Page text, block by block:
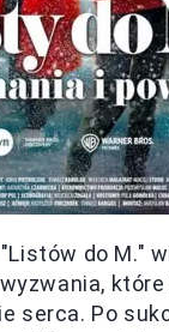
do M."
serca. Po